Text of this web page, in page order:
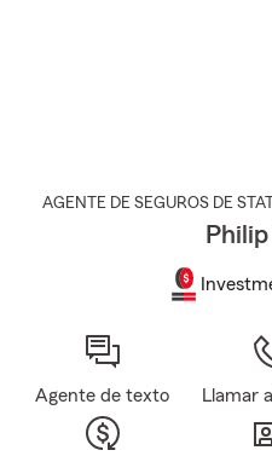
AGENTE DE SEGUROS DE
Agente de texto Llamar